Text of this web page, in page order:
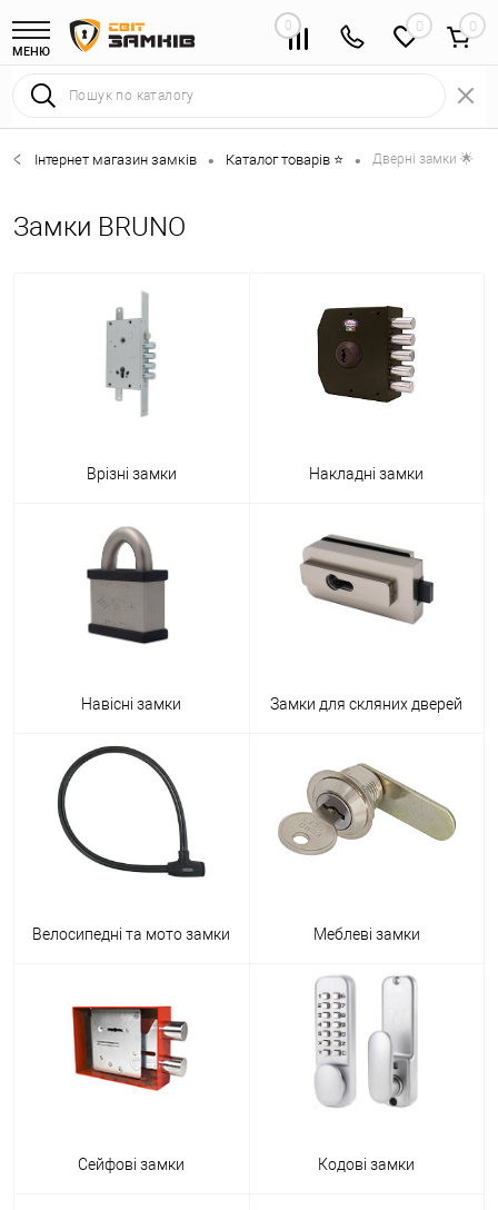
МЕНЮ
0 0
Інтернет магазин замків • Каталог товарів ⭐ • Дверні замки 🌟
Замки BRUNO
Врізні замки Накладні замки
Навісні замки Замки для скляних дверей
Велосипедні та мото замки Меблеві замки
Сейфові замки Кодові замки